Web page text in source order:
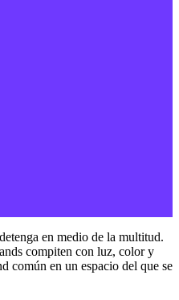
en medio de la multitud.
compiten con luz, color y
común en un espacio del que se